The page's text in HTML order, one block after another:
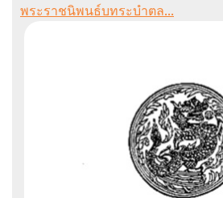
พระราชนิพนธ์บทระบำตล...